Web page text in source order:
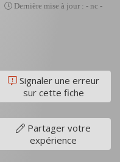
Dernière mise à jour : - nc -
Signaler une erreur
sur cette fiche
Partager votre
expérience